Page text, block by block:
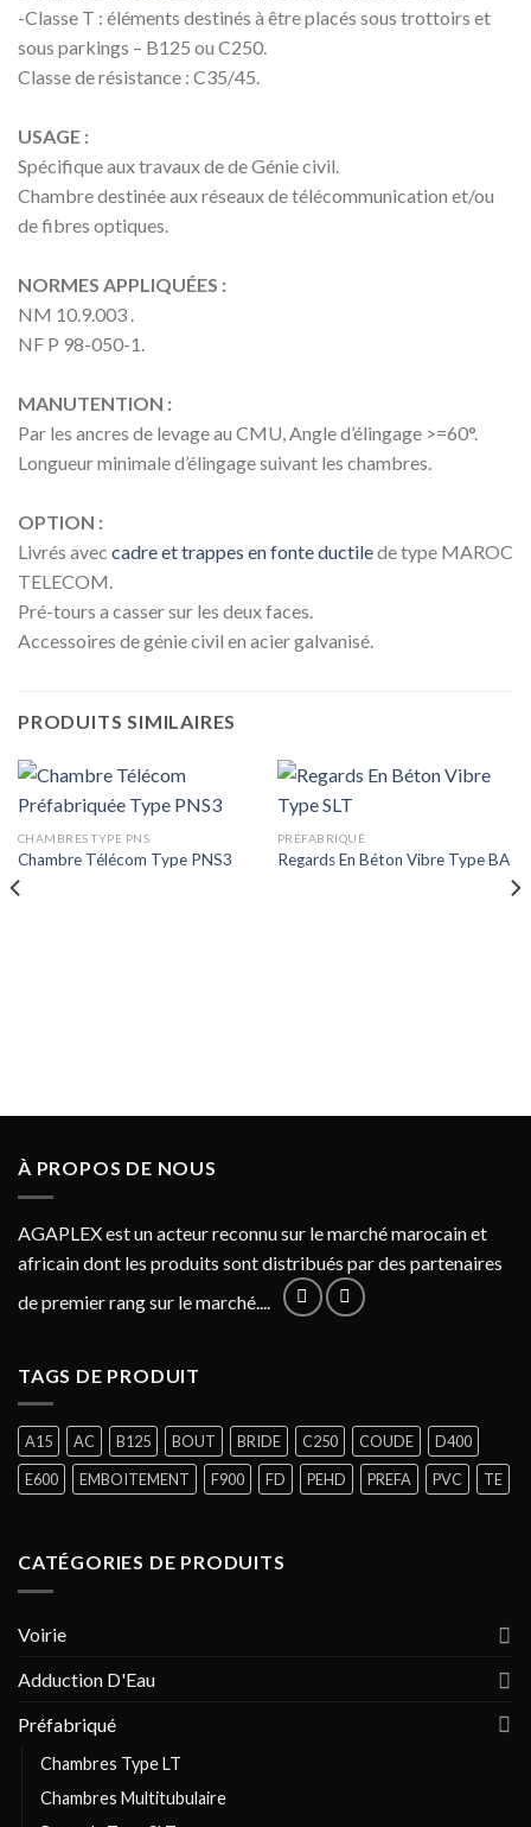
-Classe T : éléments destinés à être placés sous trottoirs et
sous parkings – B125 ou C250.
Classe de résistance : C35/45.
USAGE :
Spécifique aux travaux de de Génie civil.
Chambre destinée aux réseaux de télécommunication et/ou
de fibres optiques.
NORMES APPLIQUÉES :
NM 10.9.003 .
NF P 98-050-1.
MANUTENTION :
Par les ancres de levage au CMU, Angle d’élingage >=60°.
Longueur minimale d’élingage suivant les chambres.
OPTION :
Livrés avec cadre et trappes en fonte ductilede type MAROC
TELECOM.
Pré-tours a casser sur les deux faces.
Accessoires de génie civil en acier galvanisé.
PRODUITS SIMILAIRES
CHAMBRES TYPE PNS
Chambre Télécom Type PNS3
PRÉFABRIQUÉ
Regards En Béton Vibre Type BA
À PROPOS DE NOUS
AGAPLEX est un acteur reconnu sur le marché marocain et
africain dont les produits sont distribués par des partenaires
de premier rang sur le marché....
TAGS DE PRODUIT
A15 AC B125 BOUT BRIDE C250 COUDE
D400
E600
EMBOITEMENT F900 FD PEHD PREFA PVC TE
CATÉGORIES DE PRODUITS
Voirie
Adduction D'Eau
Préfabriqué
Chambres Type LT
Chambres Multitubulaire